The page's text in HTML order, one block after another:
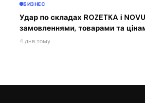
БИЗНЕС
Удар по складах ROZETKA і
замовленнями, товарами та
4 дня тому